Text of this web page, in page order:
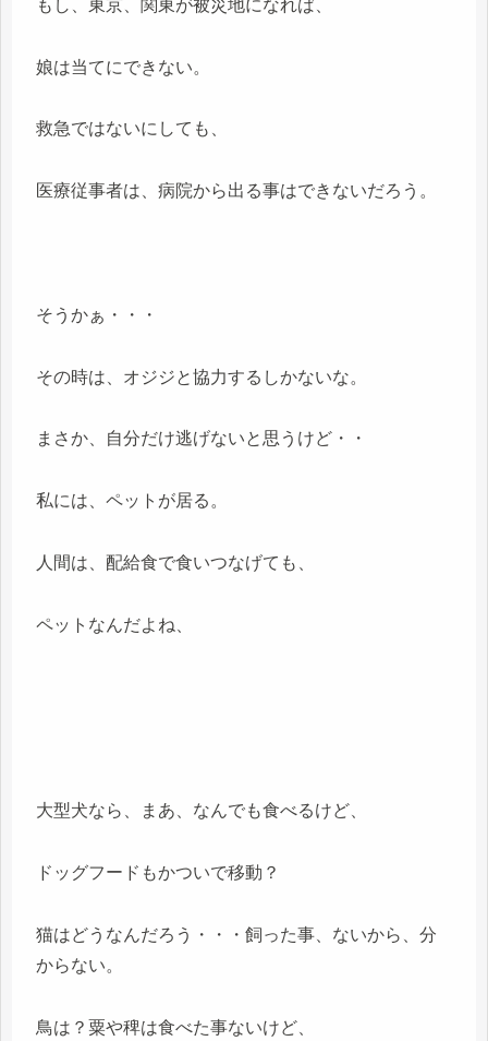
もし、東京、関東が被災地になれば、
娘は当てにできない。
救急ではないにしても、
医療従事者は、病院から出る事はできないだろう。
そうかぁ・・・
その時は、オジジと協力するしかないな。
まさか、自分だけ逃げないと思うけど・・
私には、ペットが居る。
人間は、配給食で食いつなげても、
ペットなんだよね、
大型犬なら、まあ、なんでも食べるけど、
ドッグフードもかついで移動？
猫はどうなんだろう・・・飼った事、ないから、分
からない。
鳥は？粟や稗は食べた事ないけど、